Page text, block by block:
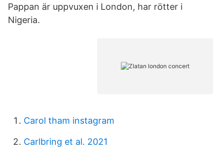
Pappan är uppvuxen i London, har rötter i
Nigeria.
Carol tham instagram
Carlbring et al. 2021